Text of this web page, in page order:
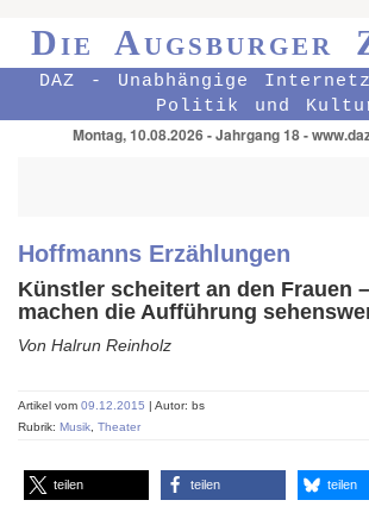
Die Augsburger
DAZ - Unabhängige
Politik und
Montag, 10.08.2026 - Jahrgang 18 -
Hoffmanns Erzählungen
Künstler scheitert an den Frauen
machen die Aufführung
Von Halrun Reinholz
Artikel vom 09.12.2015 | Autor: bs
Rubrik: Musik Theater
teilen teilen teilen